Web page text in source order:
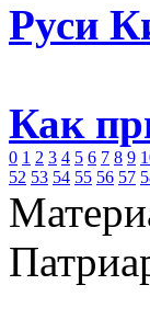
Руси
Как
0 1 2 3 4 5 6 7 8 9
52 53 54 55 56 57